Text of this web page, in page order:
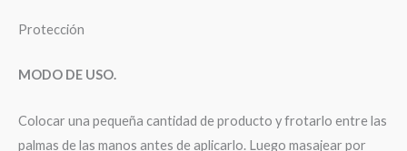
Protección
MODO DE USO.
Colocar una pequeña cantidad de producto y frotarlo entre las
palmas de las manos antes de aplicarlo. Luego masajear por